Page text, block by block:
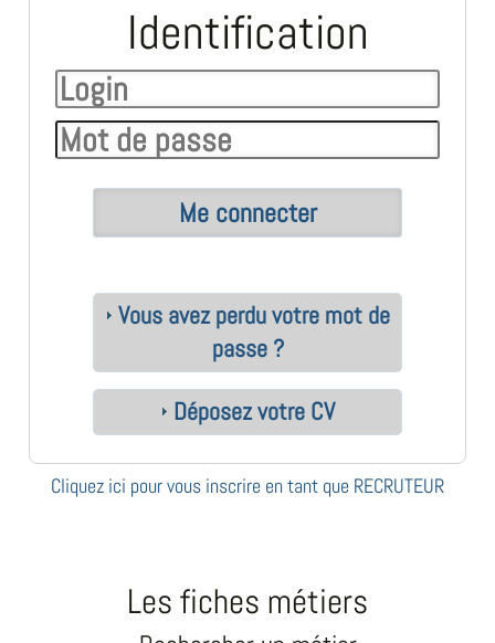
Identification
Vous avez perdu votre mot de
passe ?
Déposez votre CV
Cliquez ici pour vous inscrire en tant que RECRUTEUR
Les fiches métiers